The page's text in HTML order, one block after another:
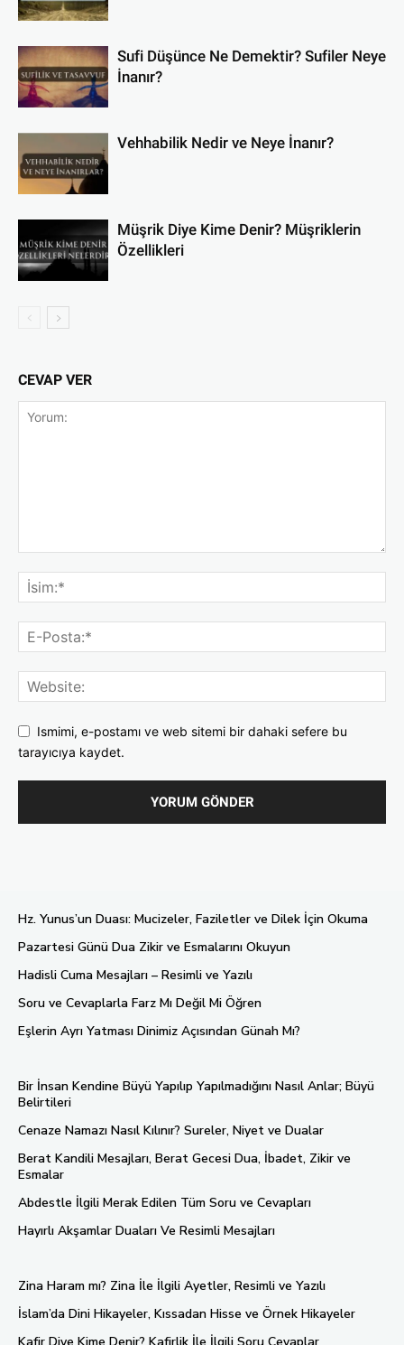
Sufi Düşünce Ne Demektir? Sufiler Neye
İnanır?
Vehhabilik Nedir ve Neye İnanır?
Müşrik Diye Kime Denir? Müşriklerin
Özellikleri
CEVAP VER
Ismimi, e-postamı ve web sitemi bir dahaki sefere bu
tarayıcıya kaydet.
Hz. Yunus’un Duası: Mucizeler, Faziletler ve Dilek İçin Okuma
Pazartesi Günü Dua Zikir ve Esmalarını Okuyun
Hadisli Cuma Mesajları – Resimli ve Yazılı
Soru ve Cevaplarla Farz Mı Değil Mi Öğren
Eşlerin Ayrı Yatması Dinimiz Açısından Günah Mı?
Bir İnsan Kendine Büyü Yapılıp Yapılmadığını Nasıl Anlar; Büyü
Belirtileri
Cenaze Namazı Nasıl Kılınır? Sureler, Niyet ve Dualar
Berat Kandili Mesajları, Berat Gecesi Dua, İbadet, Zikir ve
Esmalar
Abdestle İlgili Merak Edilen Tüm Soru ve Cevapları
Hayırlı Akşamlar Duaları Ve Resimli Mesajları
Zina Haram mı? Zina İle İlgili Ayetler, Resimli ve Yazılı
İslam’da Dini Hikayeler, Kıssadan Hisse ve Örnek Hikayeler